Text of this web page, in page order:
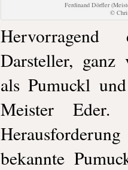
Ferdinand Dörfler
©
Darsteller, ganz
als Pumuckl
Meister Eder.
bekannte